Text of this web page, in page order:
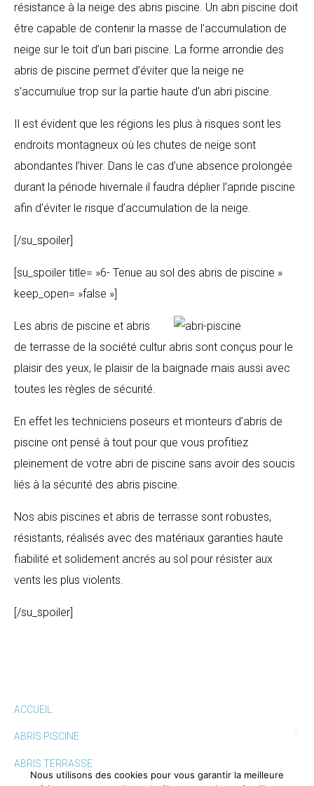
résistance à la neige des abris piscine. Un abri piscine doit
être capable de contenir la masse de l’accumulation de
neige sur le toit d’un bari piscine. La forme arrondie des
abris de piscine permet d’éviter que la neige ne
s’accumulue trop sur la partie haute d’un abri piscine.
Il est évident que les régions les plus à risques sont les
endroits montagneux où les chutes de neige sont
abondantes l’hiver. Dans le cas d’une absence prolongée
durant la période hivernale il faudra déplier l’apride piscine
afin d’éviter le risque d’accumulation de la neige.
[/su_spoiler]
[su_spoiler title= »6- Tenue au sol des abris de piscine »
keep_open= »false »]
Les abris de piscine et abris
de terrasse de la société cultur abris sont conçus pour le
plaisir des yeux, le plaisir de la baignade mais aussi avec
toutes les règles de sécurité.
En effet les techniciens poseurs et monteurs d’abris de
piscine ont pensé à tout pour que vous profitiez
pleinement de votre abri de piscine sans avoir des soucis
liés à la sécurité des abris piscine.
Nos abis piscines et abris de terrasse sont robustes,
résistants, réalisés avec des matériaux garanties haute
fiabilité et solidement ancrés au sol pour résister aux
vents les plus violents.
[/su_spoiler]
ACCUEIL
ABRIS PISCINE
ABRIS TERRASSE
Nous utilisons des cookies pour vous garantir la meilleure